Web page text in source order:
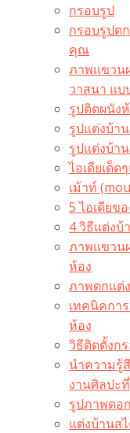
กรอบรูป
กรอบรูปต
คุณ
ภาพแขวน
วาสนา แบ
รูปติดผนัง
รูปแต่งบ้า
รูปแต่งบ้า
ไอเดียเด็
เม้าท์
5 ไอเดียข
4 วิธีแต่งบ้
ภาพแขวน
ห้อง
ภาพตกแต่
เทคนิคกา
ห้อง
วิธีติดตั้งก
นำความรู้
งานศิลปะ
รูปภาพดอ
แต่งบ้านส